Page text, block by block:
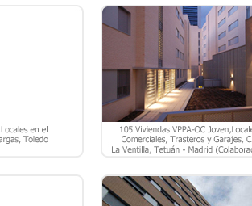
113 VPP, GARAJES Y
MANZANA 14.3.1,
SUR, ALCORCÓN – MADRID.